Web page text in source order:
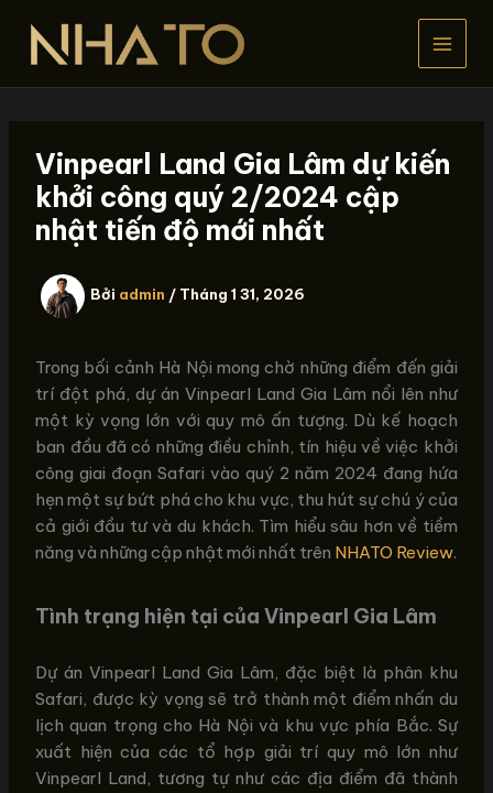
dung
Vinpearl Land Gia Lâm dự kiến
khởi công quý 2/2024 cập
nhật tiến độ mới nhất
Bởi admin / Tháng 1 31, 2026
Trong bối cảnh Hà Nội mong chờ những điểm đến giải
trí đột phá, dự án Vinpearl Land Gia Lâm nổi lên như
một kỳ vọng lớn với quy mô ấn tượng. Dù kế hoạch
ban đầu đã có những điều chỉnh, tín hiệu về việc khởi
công giai đoạn Safari vào quý 2 năm 2024 đang hứa
hẹn một sự bứt phá cho khu vực, thu hút sự chú ý của
cả giới đầu tư và du khách. Tìm hiểu sâu hơn về tiềm
năng và những cập nhật mới nhất trên NHATO Review.
Tình trạng hiện tại của Vinpearl Gia Lâm
Dự án Vinpearl Land Gia Lâm, đặc biệt là phân khu
Safari, được kỳ vọng sẽ trở thành một điểm nhấn du
lịch quan trọng cho Hà Nội và khu vực phía Bắc. Sự
xuất hiện của các tổ hợp giải trí quy mô lớn như
Vinpearl Land, tương tự như các địa điểm đã thành